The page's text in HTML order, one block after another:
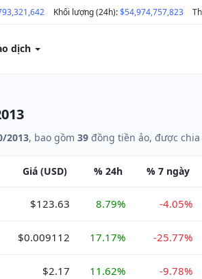
Khối lượng (24h):$54,974,757,823
dịch
2013, bao gồm 39 đồng tiền ảo, được chia
Giá (USD) % 24h % 7 ngày
$123.63 8.79% -4.05%
$0.009112 17.17% -25.77%
$2.17 11.62% -9.78%